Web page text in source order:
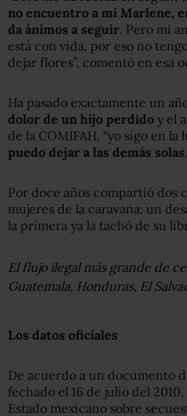
no encuentro a mi Marlene,
da ánimos a seguir. Pero mi
está con vida, por eso no
dejar flores”, comentó en esa
Ha pasado exactamente un
dolor de un hijo perdido y el
de la COMIFAH, “yo sigo en la
puedo dejar a las demás solas
Por doce años compartió dos
mujeres de la caravana: un
la primera ya la tachó de su
El flujo ilegal más grande de
Guatemala, Honduras, El
Los datos oficiales
De acuerdo a un documento
fechado el 16 de julio del
Estado mexicano sobre